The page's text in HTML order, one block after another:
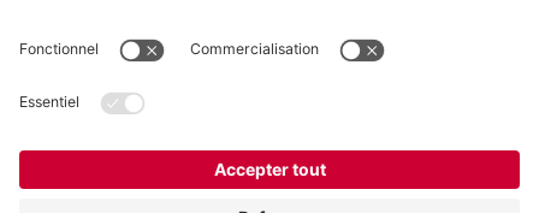
Téléphone:+ (33) 04.75.52.74.50